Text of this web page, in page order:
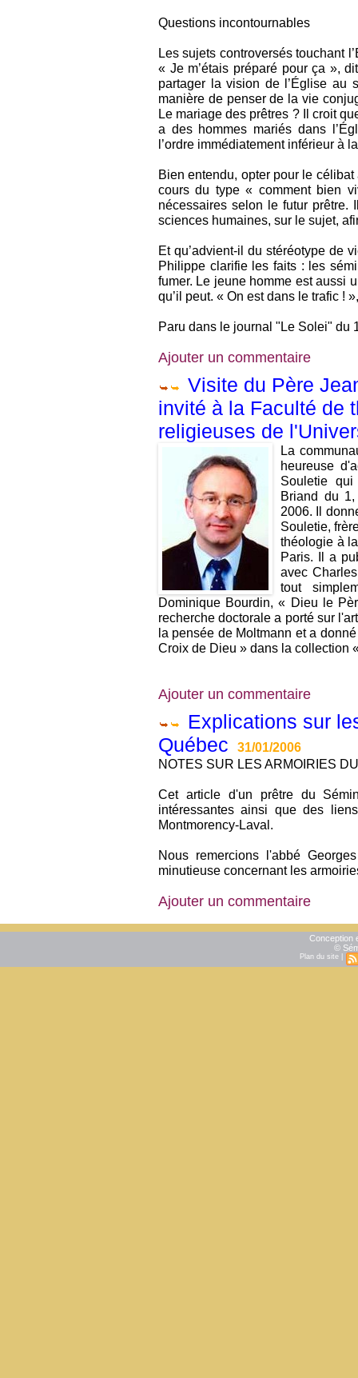
Questions incontournables
Les sujets controversés touchant
« Je m’étais préparé pour ça »,
partager la vision de l’Église au
manière de penser de la vie
Le mariage des prêtres ? Il croit
a des hommes mariés dans
l’ordre immédiatement inférieur à
Bien entendu, opter pour le
cours du type « comment bien
nécessaires selon le futur prêtre.
sciences humaines, sur le sujet,
Et qu’advient-il du stéréotype de
Philippe clarifie les faits : les
fumer. Le jeune homme est aussi
qu’il peut. « On est dans le trafic !
Paru dans le journal "Le Solei" du
Ajouter un commentaire
Visite du Père
invité à la Faculté de
religieuses de
La
heureuse
Souletie
Briand du
2006. Il
Souletie,
théologie à
Paris. Il a
avec
tout
Dominique Bourdin, « Dieu le
recherche doctorale a porté sur
la pensée de Moltmann et a
Croix de Dieu » dans la collection
Ajouter un commentaire
Explications sur
Québec
31/01/2006
NOTES SUR LES ARMOIRIES
Cet article d'un prêtre du
intéressantes ainsi que des
Montmorency-Laval.
Nous remercions l'abbé
minutieuse concernant les
Ajouter un commentaire
Conception
©
Plan du site